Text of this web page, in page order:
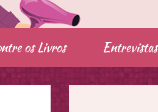
os Livros Entrevistas